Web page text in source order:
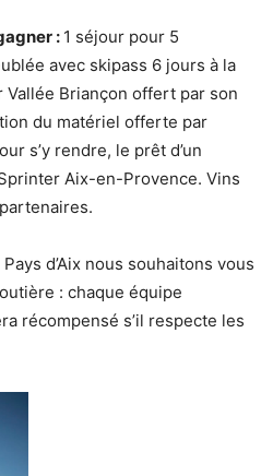
: 1 séjour pour 5
avec skipass 6 jours à la
Briançon offert par son
du matériel offerte par
s’y rendre, le prêt d’un
Aix-en-Provence. Vins
d’Aix nous souhaitons vous
: chaque équipe
récompensé s’il respecte les